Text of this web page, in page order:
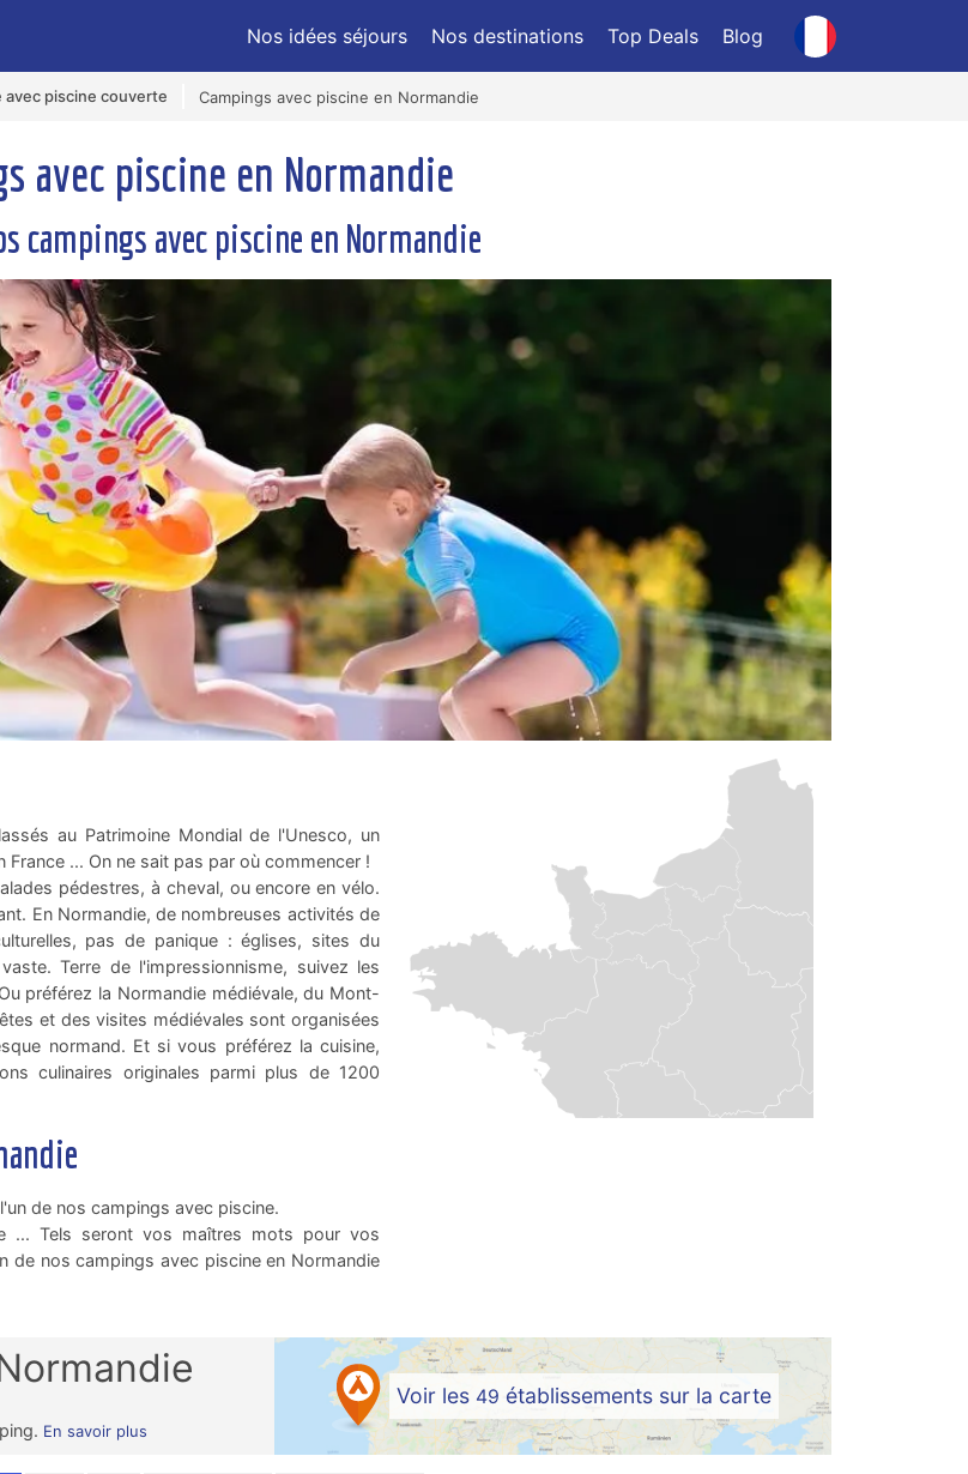
Nos idées séjours Nos destinations Top Deals Blog
avec piscine couverte Campings avec piscine en Normandie
avec piscine en Normandie
campings avec piscine en Normandie
au Patrimoine Mondial de l'Unesco, un
... On ne sait pas par où commencer !
pédestres, à cheval, ou encore en vélo.
En Normandie, de nombreuses activités de
pas de panique : églises, sites du
Terre de l'impressionnisme, suivez les
préférez la Normandie médiévale, du Mont-
et des visites médiévales sont organisées
normand. Et si vous préférez la cuisine,
culinaires originales parmi plus de 1200
de nos campings avec piscine.
... Tels seront vos maîtres mots pour vos
de nos campings avec piscine en Normandie
En savoir plus
Voir les 49 établissements sur la carte